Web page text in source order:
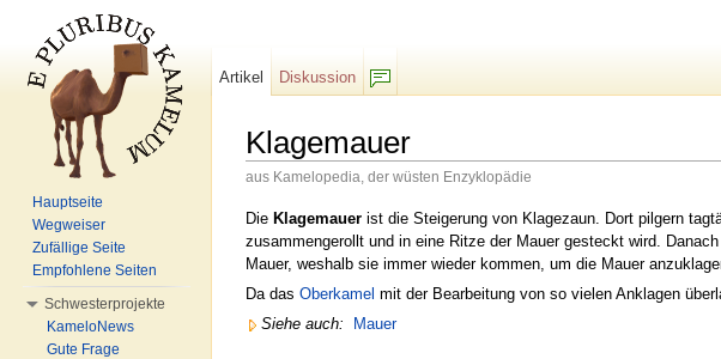
Klagemauer
aus Kamelopedia, der wüsten Enzyklopädie
Die Klagemauer ist die Steigerung von Klagezaun. Dort pilgern
zusammengerollt und in eine Ritze der Mauer gesteckt wird.
Mauer, weshalb sie immer wieder kommen, um die Mauer
Da das Oberkamel mit der Bearbeitung von so vielen Anklagen
Siehe auch:
Mauer
Artikel
Diskussion
Hauptseite
Wegweiser
Zufällige Seite
Empfohlene Seiten
Schwesterprojekte
KameloNews
Gute Frage